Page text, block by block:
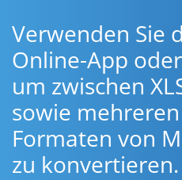
Verwenden Sie
Online-App
um zwischen
sowie
Formaten von
zu konvertieren.